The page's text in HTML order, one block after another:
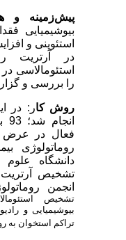
پیش‌زمینه و
بیوشیمیایی
استئوپنی و
در آرتریت
را بررسی و
روش کار: در
روماتولوژی
دانشگاه
تشخیص آرتریت
انجمن
تشخیص
بیوشیمیایی و
تراکم استخوان به